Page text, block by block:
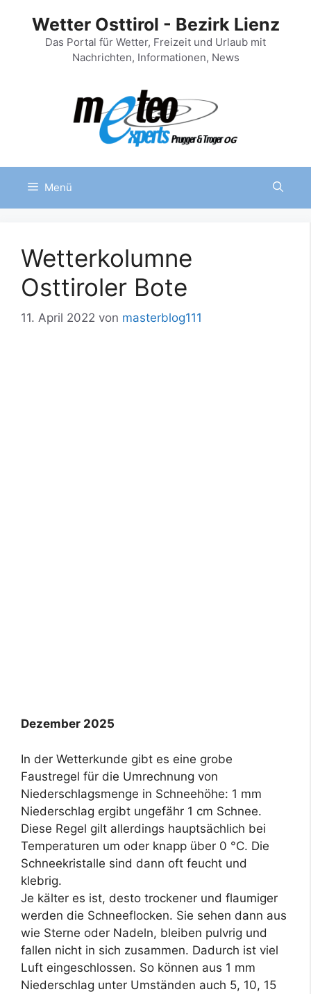
springen
Wetter Osttirol - Bezirk Lienz
Das Portal für Wetter, Freizeit und Urlaub mit
Nachrichten, Informationen, News
Menü
Wetterkolumne
Osttiroler Bote
11. April 2022 von masterblog111
Dezember 2025
In der Wetterkunde gibt es eine grobe
Faustregel für die Umrechnung von
Niederschlagsmenge in Schneehöhe: 1 mm
Niederschlag ergibt ungefähr 1 cm Schnee.
Diese Regel gilt allerdings hauptsächlich bei
Temperaturen um oder knapp über 0 °C. Die
Schneekristalle sind dann oft feucht und
klebrig.
Je kälter es ist, desto trockener und flaumiger
werden die Schneeflocken. Sie sehen dann aus
wie Sterne oder Nadeln, bleiben pulvrig und
fallen nicht in sich zusammen. Dadurch ist viel
Luft eingeschlossen. So können aus 1 mm
Niederschlag unter Umständen auch 5, 10, 15